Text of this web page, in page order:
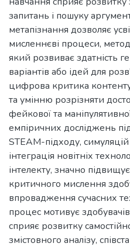
запитань і пошуку
метапізнання дозволяє
мисленнєві процеси,
який розвиває здатність
варіантів або ідей для
цифрова критика
та умінню розрізняти
фейкової та
емпіричних досліджень
STEAM-підходу,
інтеграція новітніх
інтелекту, значно
критичного мислення
впровадження сучасних
процес мотивує здобувачів
сприяє розвитку
змістовного аналізу,